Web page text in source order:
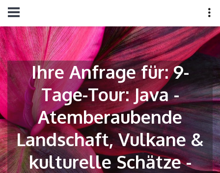
Ihre Anfrage für: 9-
Tage-Tour: Java -
Atemberaubende
Landschaft, Vulkane &
kulturelle Schätze -